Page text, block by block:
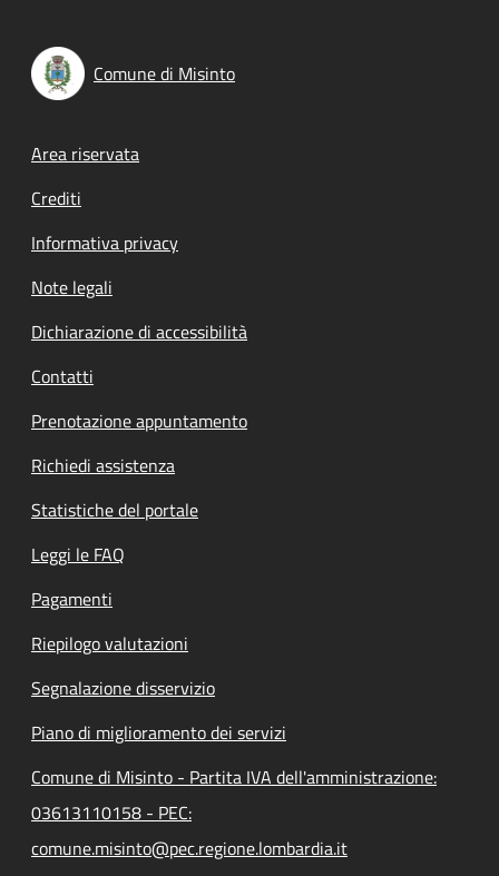
Comune di Misinto
Footer menu
Area riservata
Crediti
Informativa privacy
Note legali
Dichiarazione di accessibilità
Contatti
Prenotazione appuntamento
Richiedi assistenza
Statistiche del portale
Leggi le FAQ
Pagamenti
Riepilogo valutazioni
Segnalazione disservizio
Piano di miglioramento dei servizi
Comune di Misinto - Partita IVA dell'amministrazione:
03613110158 - PEC:
comune.misinto@pec.regione.lombardia.it